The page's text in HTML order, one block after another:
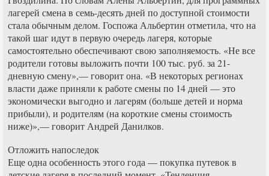
лагерей смена в семь-десять дней по доступной стоимости
стала обычным делом. Госпожа Альбертин отметила, что на
такой шаг идут в первую очередь лагеря, которые
самостоятельно обеспечивают свою заполняемость. «Не все
родители готовы выложить почти 100 тыс. руб. за 21-
дневную смену»,— говорит она. «В некоторых регионах
власти даже приняли к работе смены по 14 дней — это
экономически выгодно и лагерям (больше детей и норма
прибыли), и родителям (на короткие смены стоимость
ниже)»,— говорит Андрей Данилков.
Отложить напоследок
Еще одна особенность этого года — покупка путевок в